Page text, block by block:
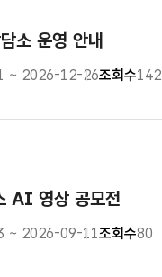
소 운영 안내
~ 2026-12-26조회수142
AI 영상 공모전
~ 2026-09-11조회수80